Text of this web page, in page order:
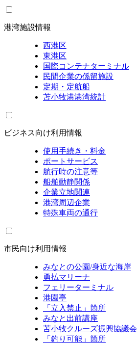
港湾施設情報
西港区
東港区
国際コンテナターミナル
民間企業の係留施設
定期・定航船
苫小牧港港湾統計
ビジネス向け利用情報
使用手続き・料金
ポートサービス
航行時の注意等
船舶動静関係
企業立地関連
港湾周辺企業
特殊車両の通行
市民向け利用情報
みなとの公園/身近な海岸
勇払マリーナ
フェリーターミナル
港園亭
「立入禁止」箇所
みなと出前講座
苫小牧クルーズ振興協議会
「釣り可能」箇所